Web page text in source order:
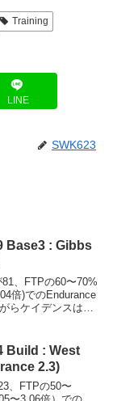
Training
LINE
SWK623
Base3 : Gibbs
、FTPの60〜70%
倍)でのEndurance
らケイデンスは
Build : West
2.3)
、FTPの50〜